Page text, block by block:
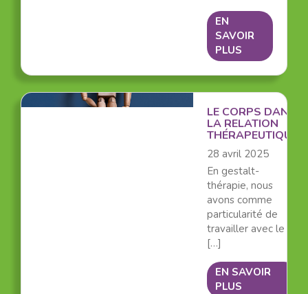
EN
SAVOIR
PLUS
LE CORPS DANS
LA RELATION
THÉRAPEUTIQUE
28 avril 2025
En gestalt-
thérapie, nous
avons comme
particularité de
travailler avec le
[…]
EN SAVOIR
PLUS